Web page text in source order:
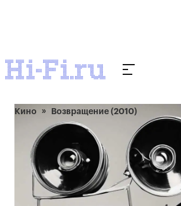
Кино Возвращение (2010)